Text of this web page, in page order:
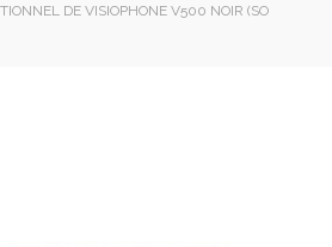
DE VISIOPHONE V500 NOIR (SO